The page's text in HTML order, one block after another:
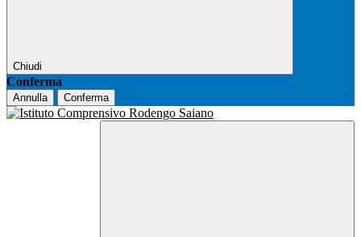
Chiudi
Conferma
Annulla Conferma